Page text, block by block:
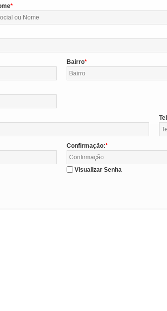
Bairro
Confirmação:
Visualizar Senha